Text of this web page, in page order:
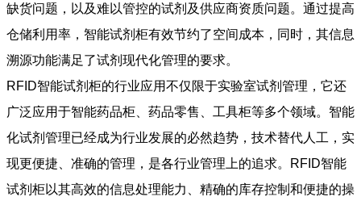
缺货问题，以及难以管控的试剂及供应商资质问题。通过提高
仓储利用率，智能试剂柜有效节约了空间成本，同时，其信息
溯源功能满足了试剂现代化管理的要求。
RFID智能试剂柜的行业应用不仅限于实验室试剂管理，它还
广泛应用于智能药品柜、药品零售、工具柜等多个领域。智能
化试剂管理已经成为行业发展的必然趋势，技术替代人工，实
现更便捷、准确的管理，是各行业管理上的追求。RFID智能
试剂柜以其高效的信息处理能力、精确的库存控制和便捷的操